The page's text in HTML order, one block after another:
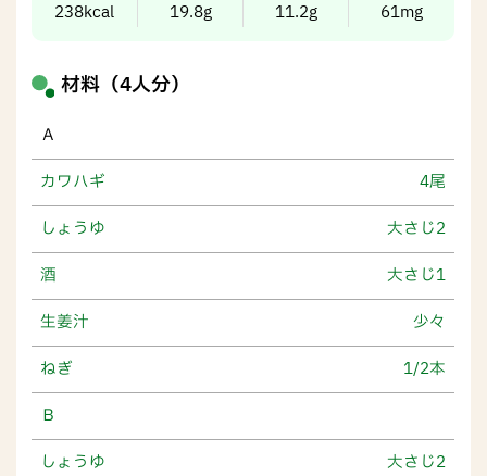
238kcal
19.8g
11.2g
61mg
材料（4人分）
Ａ
カワハギ 4尾
しょうゆ 大さじ2
酒 大さじ1
生姜汁 少々
ねぎ 1/2本
Ｂ
しょうゆ 大さじ2